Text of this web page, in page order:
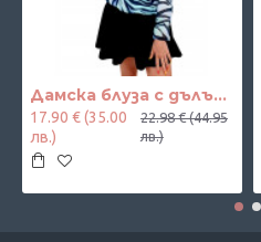
Дамска блуза с дълъг ръкав и ластик в кръста с интересен принт в синьо
17.90 € (35.00
лв.)
22.98 € (44.95
лв.)